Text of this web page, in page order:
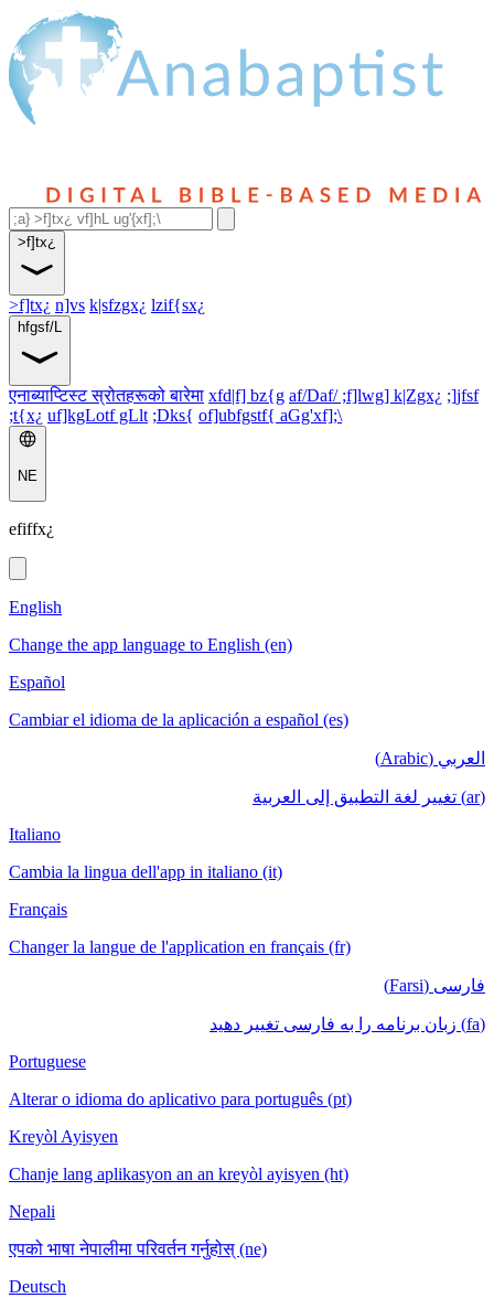
>f]tx¿
>f]tx¿ n]vs k|sfzgx¿ lzif{sx¿
hfgsf/L
एनाब्याप्टिस्ट स्रोतहरूको बारेमा xfd|f] bz{g af/Daf/ ;f]lwg] k|Zgx¿ ;]jfsf
;t{x¿ uf]kgLotf gLlt ;Dks{ of]ubfgstf{ aGg'xf];\
NE
efiffx¿
English
Change the app language to English (en)
Español
Cambiar el idioma de la aplicación a español (es)
العربي (Arabic)
(ar) تغيير لغة التطبيق إلى العربية
Italiano
Cambia la lingua dell'app in italiano (it)
Français
Changer la langue de l'application en français (fr)
فارسی (Farsi)
(fa) زبان برنامه را به فارسی تغییر دهید
Portuguese
Alterar o idioma do aplicativo para português (pt)
Kreyòl Ayisyen
Chanje lang aplikasyon an an kreyòl ayisyen (ht)
Nepali
एपको भाषा नेपालीमा परिवर्तन गर्नुहोस् (ne)
Deutsch